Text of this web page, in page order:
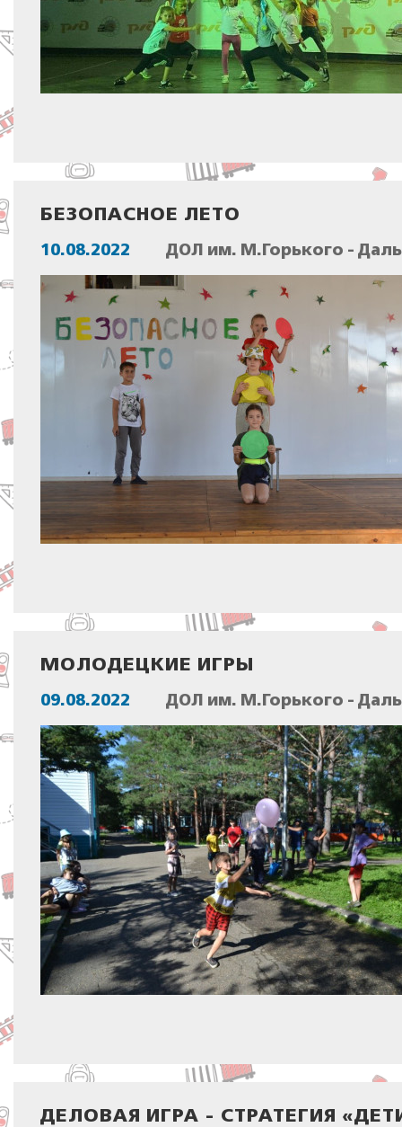
БЕЗОПАСНОЕ ЛЕТО
10.08.2022 ДОЛ им. М.Горького -
МОЛОДЕЦКИЕ ИГРЫ
09.08.2022 ДОЛ им. М.Горького -
ДЕЛОВАЯ ИГРА - СТРАТЕГИЯ